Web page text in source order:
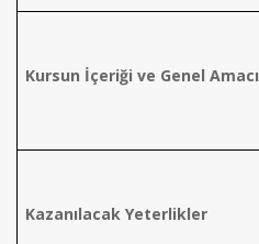
Kursun İçeriği ve Genel Amacı
Kazanılacak Yeterlikler